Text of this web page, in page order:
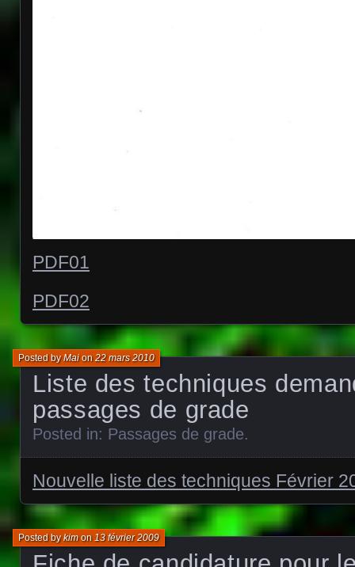
PDF01
PDF02
Liste des techniques
passages de grade
Posted byMaion22 mars 2010
Posted in: Passages de grade.
Nouvelle liste des techniques Février
Posted bykimon13 février 2009